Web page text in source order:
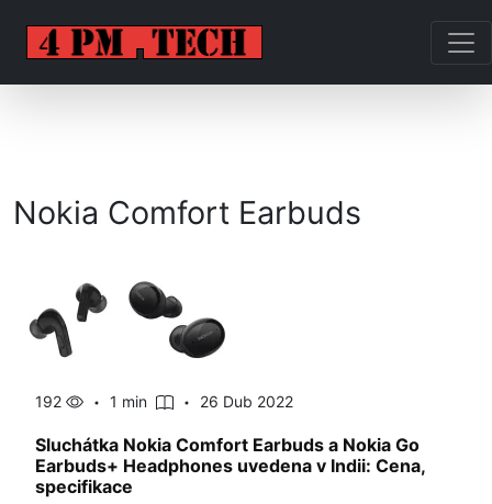
Nokia Comfort Earbuds
192 1 min 26 Dub 2022
Sluchátka Nokia Comfort Earbuds a Nokia Go
Earbuds+ Headphones uvedena v Indii: Cena,
specifikace